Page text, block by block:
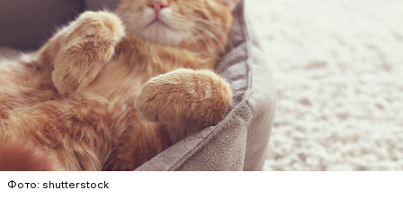
Фото: shutterstock
праздник котам демонстрируют свою любовь и
почитание. Можно купить своему питомцу его
любимое лакомство или новую игрушку. В
некоторых странах в эту дату открываются
специальные парки для выгуливания котов,
кошачьи магазины и другие заведения.
ПРАЗДНИКИ ЖИВОТНЫЕ
МАТЕМАТИКА
КОШКИ
ПСИХОЛОГИЯ
В Международный день холостяка все мужчины
без пары видятся со своими друзьями, устраивают
вечеринки, играют в видеоигры и проводят время,
наслаждаясь свободой и независимостью, пока
это возможно, ведь может быть и так, что через год
они уже не будут холостяками.